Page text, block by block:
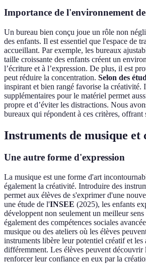
Importance de l'environnement
Un bureau bien conçu joue un rôle non
des enfants. Il est essentiel que l'espace de
accueillant. Par exemple, les bureaux
taille croissante des enfants créent un
l’écriture et à l’expression. De plus, il est
peut réduire la concentration. Selon des
inspirant et bien rangé favorise la créativité.
supplémentaires pour le matériel permet
propre et d’éviter les distractions. Nous
bureaux qui répondent à ces critères,
Instruments de musique et
Une autre forme d'expression
La musique est une forme d'art
également la créativité. Introduire des
permet aux élèves de s'exprimer d'une
une étude de l'INSEE (2025), les enfants
développent non seulement un meilleur
également des compétences sociales
musique ou des ateliers où les élèves
instruments libère leur potentiel créatif et les
différemment. Les élèves peuvent découvrir
renforcer leur confiance en eux par la